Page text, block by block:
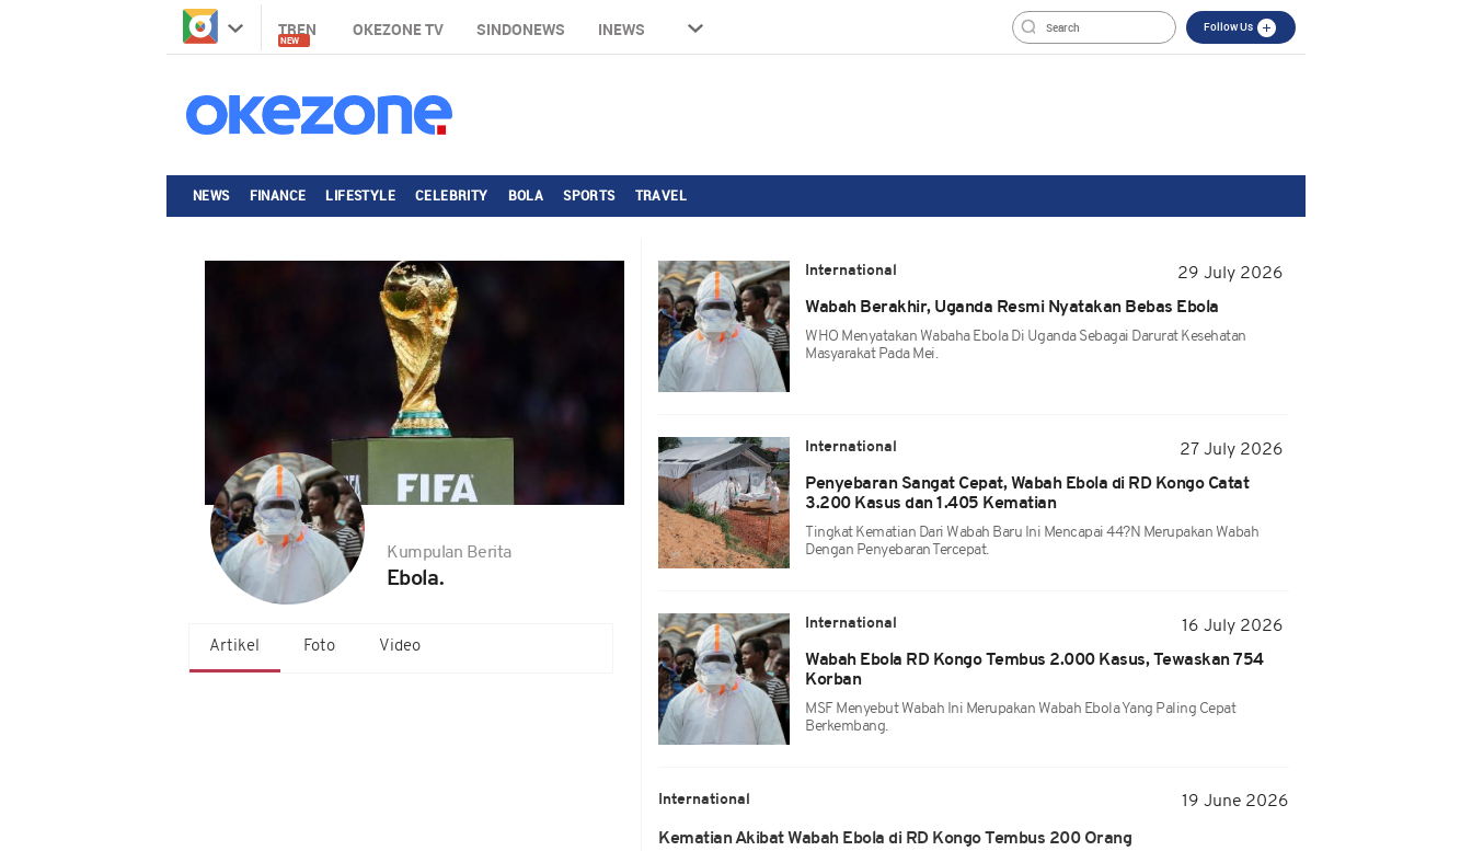
TREN
NEW
OKEZONE TV SINDONEWS INEWS Follow Us
NEWS FINANCE LIFESTYLE CELEBRITY BOLA SPORTS TRAVEL
Kumpulan Berita
Ebola.
Artikel Foto Video
International
29 July 2026
Wabah Berakhir, Uganda Resmi Nyatakan Bebas Ebola
WHO Menyatakan Wabaha Ebola Di Uganda Sebagai Darurat Kesehatan
Masyarakat Pada Mei.
International
27 July 2026
Penyebaran Sangat Cepat, Wabah Ebola di RD Kongo Catat
3.200 Kasus dan 1.405 Kematian
Tingkat Kematian Dari Wabah Baru Ini Mencapai 44?n Merupakan Wabah
Dengan Penyebaran Tercepat.
International
16 July 2026
Wabah Ebola RD Kongo Tembus 2.000 Kasus, Tewaskan 754
Korban
MSF Menyebut Wabah Ini Merupakan Wabah Ebola Yang Paling Cepat
Berkembang.
International 19 June 2026
Kematian Akibat Wabah Ebola di RD Kongo Tembus 200 Orang